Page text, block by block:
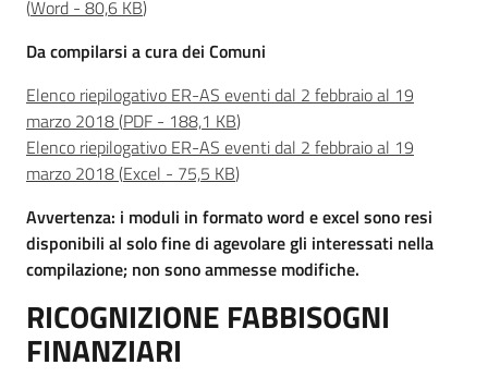
(Word - 80,6 KB)
Da compilarsi a cura dei Comuni
Elenco riepilogativo ER-AS eventi dal 2 febbraio al 19
marzo 2018(PDF - 188,1 KB)
Elenco riepilogativo ER-AS eventi dal 2 febbraio al 19
marzo 2018(Excel - 75,5 KB)
Avvertenza: i moduli in formato word e excel sono resi
disponibili al solo fine di agevolare gli interessati nella
compilazione; non sono ammesse modifiche.
RICOGNIZIONE FABBISOGNI
FINANZIARI